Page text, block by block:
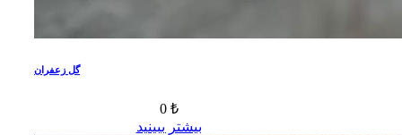
گل زعفران
0 ₺
بیشتر ببینید